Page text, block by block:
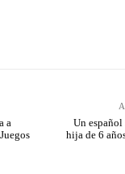
a
Un
hija de 6